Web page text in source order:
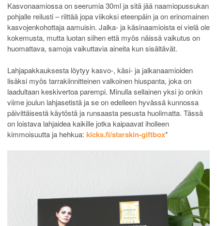
Kasvonaamiossa on seerumia 30ml ja sitä jää naamiopussukan
pohjalle reilusti – riittää jopa viikoksi eteenpäin ja on erinomainen
kasvojenkohottaja aamuisin. Jalka- ja käsinaamioista ei vielä ole
kokemusta, mutta luotan siihen että myös näissä vaikutus on
huomattava, samoja vaikuttavia aineita kun sisältävät.
Lahjapakkauksesta löytyy kasvo-, käsi- ja jalkanaamioiden
lisäksi myös tarrakiinnitteinen valkoinen hiuspanta, joka on
laadultaan keskivertoa parempi. Minulla sellainen yksi jo onkin
viime joulun lahjasetistä ja se on edelleen hyvässä kunnossa
päivittäisestä käytöstä ja runsaasta pesusta huolimatta. Tässä
on loistava lahjaidea kaikille jotka kaipaavat iholleen
kimmoisuutta ja hehkua: kicks.fi/starskin-giftbox*